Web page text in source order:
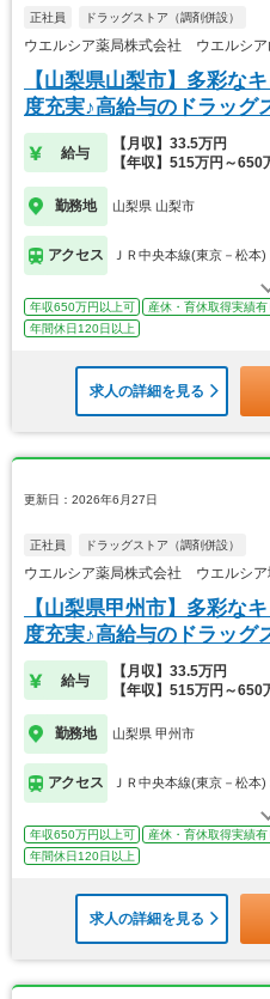
正社員 ドラッグストア（調剤併設）
ウエルシア薬局株式会社 ウエルシア
【山梨県山梨市】多彩な
度充実♪高給与のドラッ
給与
【月収】33.5万円
【年収】515万円～650
勤務地 山梨県 山梨市
アクセス ＪＲ中央本線(東京－松本
年収650万円以上可 産休・育休取得実績有
年間休日120日以上
求人の詳細を見る
更新日：2026年6月27日
正社員 ドラッグストア（調剤併設）
ウエルシア薬局株式会社 ウエルシア
【山梨県甲州市】多彩な
度充実♪高給与のドラッ
給与
【月収】33.5万円
【年収】515万円～650
勤務地 山梨県 甲州市
アクセス ＪＲ中央本線(東京－松本)
年収650万円以上可 産休・育休取得実績有
年間休日120日以上
求人の詳細を見る